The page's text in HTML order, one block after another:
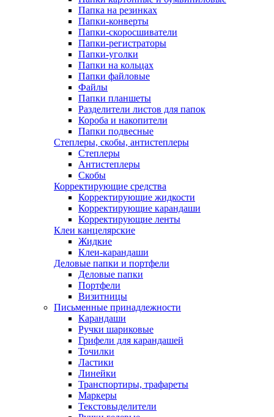
Папка на резинках
Папки-конверты
Папки-скоросшиватели
Папки-регистраторы
Папки-уголки
Папки на кольцах
Папки файловые
Файлы
Папки планшеты
Разделители листов для папок
Короба и накопители
Папки подвесные
Степлеры, скобы, антистеплеры
Степлеры
Антистеплеры
Скобы
Корректирующие средства
Корректирующие жидкости
Корректирующие карандаши
Корректирующие ленты
Клеи канцелярские
Жидкие
Клеи-карандаши
Деловые папки и портфели
Деловые папки
Портфели
Визитницы
Письменные принадлежности
Карандаши
Ручки шариковые
Грифели для карандашей
Точилки
Ластики
Линейки
Транспортиры, трафареты
Маркеры
Текстовыделители